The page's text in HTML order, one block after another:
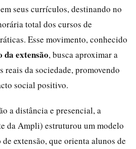
seus currículos, destinando no
total dos cursos de
Esse movimento, conhecido
extensão, busca aproximar a
reais da sociedade, promovendo
social positivo.
a distância e presencial, a
da Ampli) estruturou um modelo
extensão, que orienta alunos de